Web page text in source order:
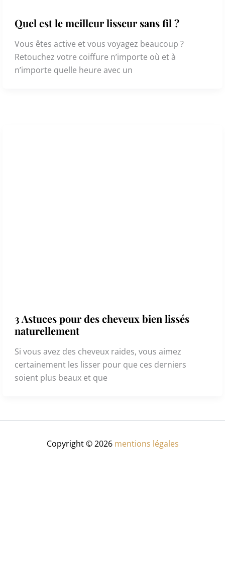
Quel est le meilleur lisseur sans fil ?
Vous êtes active et vous voyagez beaucoup ?
Retouchez votre coiffure n’importe où et à
n’importe quelle heure avec un
3 Astuces pour des cheveux bien lissés
naturellement
Si vous avez des cheveux raides, vous aimez
certainement les lisser pour que ces derniers
soient plus beaux et que
Copyright © 2026 mentions légales